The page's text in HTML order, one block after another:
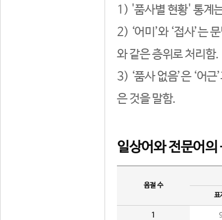
1) '품사별 현황' 통계
2) ‘어미’와 ‘접사’는
와 같은 층위로 처리함.
3) ‘품사 없음’은 ‘어
은 것을 말함.
일상어와 전문어의
음절 수
표
1